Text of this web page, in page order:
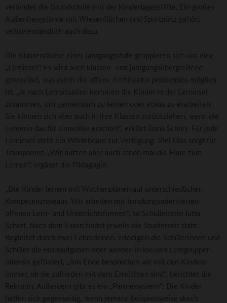
verbindet die Grundschule mit der Kindertagesstätte. Ein großes
Außenfreigelände mit Wiesenflächen und Sportplatz gehört
selbstverständlich auch dazu.
Die Klassenräume einer Jahrgangsstufe gruppieren sich um eine
„Lerninsel“. Es wird auch klassen- und jahrgangsübergreifend
gearbeitet, was durch die offene Architektur problemlos möglich
ist. „Je nach Lernsituation kommen die Kinder in der Lerninsel
zusammen, um gemeinsam zu lernen oder etwas zu erarbeiten.
Sie können sich aber auch in ihre Klassen zurückziehen, wenn die
Lehrerin das für sinnvoller erachtet“, erklärt Ilona Schley. Für jede
Lerninsel steht ein Whiteboard zur Verfügung. Viel Glas sorgt für
Transparenz. „Wir nutzen aber auch schon mal die Flure zum
Lernen“, ergänzt die Pädagogin.
„Die Kinder lernen mit Wochenplänen auf unterschiedlichen
Kompetenzniveaus. Wir arbeiten mit handlungsorientierten
offenen Lern- und Unterrichtsformen“, so Schulleiterin Jutta
Schoft. Nach dem Essen findet jeweils die Studierzeit statt:
Begleitet durch zwei Lehrerinnen, erledigen die Schülerinnen und
Schüler die Hausaufgaben oder werden in kleinen Lerngruppen
intensiv gefördert. „Am Ende besprechen wir mit den Kindern
immer, ob sie zufrieden mit dem Erreichten sind“, berichtet die
Rektorin. Außerdem gibt es ein „Partnersystem“: Die Kinder
helfen sich gegenseitig, wenn jemand beispielsweise durch